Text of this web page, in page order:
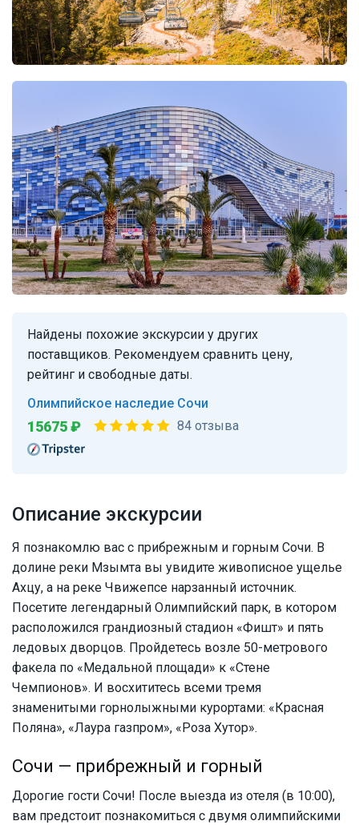
Описание экскурсии
Я познакомлю вас с прибрежным и горным Сочи. В
долине реки Мзымта вы увидите живописное ущелье
Ахцу, а на реке Чвижепсе нарзанный источник.
Посетите легендарный Олимпийский парк, в котором
расположился грандиозный стадион «Фишт» и пять
ледовых дворцов. Пройдетесь возле 50-метрового
факела по «Медальной площади» к «Стене
Чемпионов». И восхититесь всеми тремя
знаменитыми горнолыжными курортами: «Красная
Поляна», «Лаура газпром», «Роза Хутор».
Сочи — прибрежный и горный
Дорогие гости Сочи! После выезда из отеля (в 10:00),
вам предстоит познакомиться с двумя олимпийскими
Найдены похожие экскурсии у других
поставщиков. Рекомендуем сравнить цену,
рейтинг и свободные даты.
Олимпийское наследие Сочи
15675 ₽ 84 отзыва